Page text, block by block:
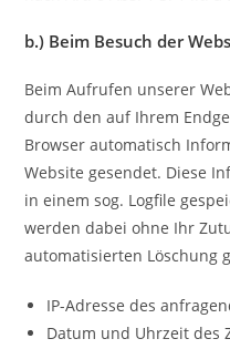
b.) Beim Besuch der
Beim Aufrufen unserer
durch den auf Ihrem
Browser automatisch
Website gesendet. Diese
in einem sog. Logfile
werden dabei ohne Ihr
automatisierten Löschung
IP-Adresse des
Datum und Uhrzeit des